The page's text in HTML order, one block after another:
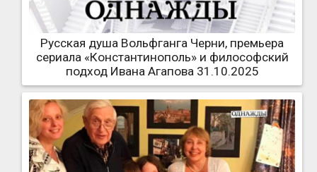
Русская душа Вольфганга Черни, премьера
сериала «Константинополь» и философский
подход Ивана Агапова 31.10.2025